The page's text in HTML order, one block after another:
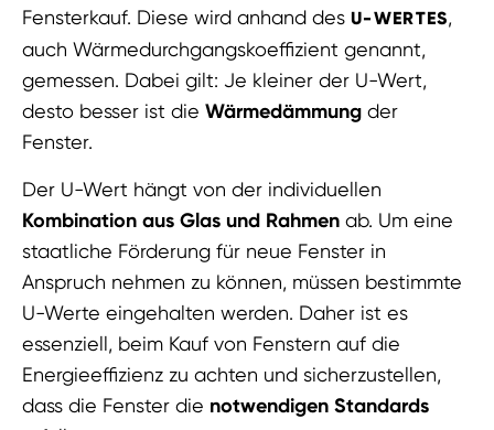
Fensterkauf. Diese wird anhand des U-WERTES,
auch Wärmedurchgangskoeffizient genannt,
gemessen. Dabei gilt: Je kleiner der U-Wert,
desto besser ist die Wärmedämmung der
Fenster.
Der U-Wert hängt von der individuellen
Kombination aus Glas und Rahmen ab. Um eine
staatliche Förderung für neue Fenster in
Anspruch nehmen zu können, müssen bestimmte
U-Werte eingehalten werden. Daher ist es
essenziell, beim Kauf von Fenstern auf die
Energieeffizienz zu achten und sicherzustellen,
dass die Fenster die notwendigen Standards